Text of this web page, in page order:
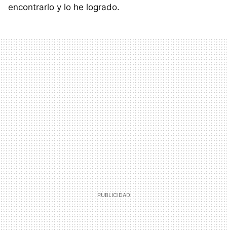
encontrarlo y lo he logrado.